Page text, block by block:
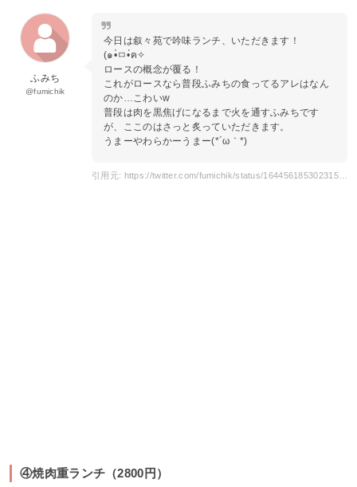
ふみち
@fumichik
今日は叙々苑で吟味ランチ、いただきます！
(๑•̀ㅁ•́ฅ✧
ロースの概念が覆る！
これがロースなら普段ふみちの食ってるアレはなん
のか…こわいw
普段は肉を黒焦げになるまで火を通すふみちです
が、ここのはさっと炙っていただきます。
うまーやわらかーうまー(*´ω｀*)
引用元: https://twitter.com/fumichik/status/1644561853023150087?s=20
④焼肉重ランチ（2800円）